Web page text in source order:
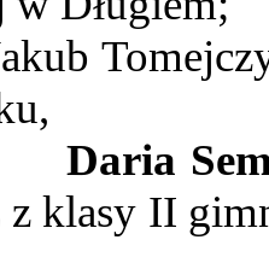
Daria
z klasy II